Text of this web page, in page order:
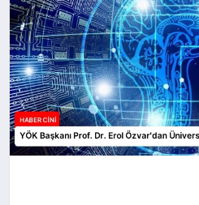
YEREL HABERLER
GÜNDEM